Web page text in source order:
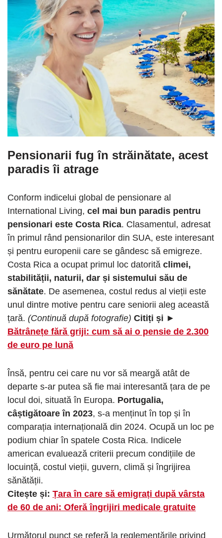
Pensionarii fug în străinătate, acest
paradis îi atrage
Conform indicelui global de pensionare al
International Living, cel mai bun paradis pentru
pensionari este Costa Rica. Clasamentul, adresat
în primul rând pensionarilor din SUA, este interesant
și pentru europenii care se gândesc să emigreze.
Costa Rica a ocupat primul loc datorită climei,
stabilității, naturii, dar și sistemului său de
sănătate. De asemenea, costul redus al vieții este
unul dintre motive pentru care seniorii aleg această
țară. (Continuă după fotografie) Citiți și ►
Bătrânețe fără griji: cum să ai o pensie de 2.300
de euro pe lună
Însă, pentru cei care nu vor să meargă atât de
departe s-ar putea să fie mai interesantă țara de pe
locul doi, situată în Europa. Portugalia,
câștigătoare în 2023, s-a menținut în top și în
comparația internațională din 2024. Ocupă un loc pe
podium chiar în spatele Costa Rica. Indicele
american evaluează criterii precum condițiile de
locuință, costul vieții, guvern, climă și îngrijirea
sănătății.
Citește și: Țara în care să emigrați după vârsta
de 60 de ani: Oferă îngrijiri medicale gratuite
Următorul punct se referă la reglementările privind